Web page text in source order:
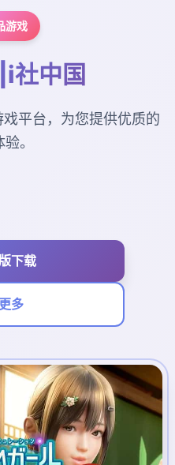
游戏
中国
平台，为您提供优质的
。
下载
多